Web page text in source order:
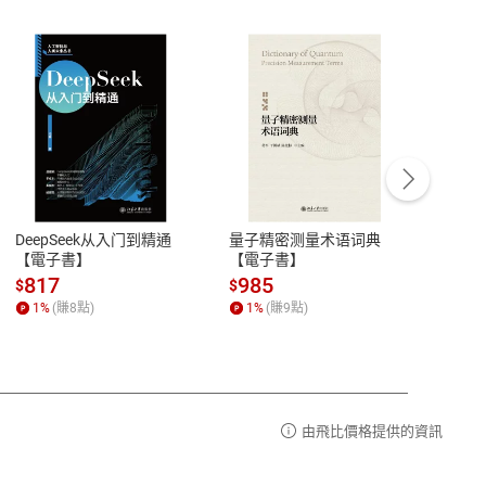
性
參
客服資訊
服務時間：週一到週五 10:00-12:00、
13:00-17:00 (國定假日及例假日休息)
客服電話：0080-1857077
DeepSeek从入门到精通
【電子書】
$817
1% (賺8點)
量子精密测量术语词典
【電子書】
$985
1% (賺9點)
由飛比價格提供的資訊